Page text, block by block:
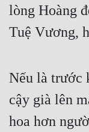
lòng Hoàng
Tuệ Vương,
Nếu là trước
cậy già lên
hoa hơn